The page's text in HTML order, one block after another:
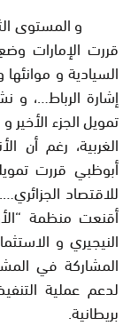
و المستوى
قررت الإمارات
السيادية و
إشارة الرباط…، و
تمويل الجزء الأخير
الغربية، رغم أن
أبوظبي قررت
للاقتصاد
أقنعت منظمة
النيجيري و
المشاركة في
لدعم عملية
بريطانية.